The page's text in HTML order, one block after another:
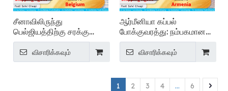
சீனாவிலிருந்து
பெல்ஜியத்திற்கு சரக்கு
சேவை: கப்பல் முகவர் சேவை
விசாரிக்கவும்
ஆர்மீனியா கப்பல்
போக்குவரத்து: நம்பகமான
சர்வதேச சரக்கு சேவைகள்
விசாரிக்கவும்
1 2 3 4 ... 6